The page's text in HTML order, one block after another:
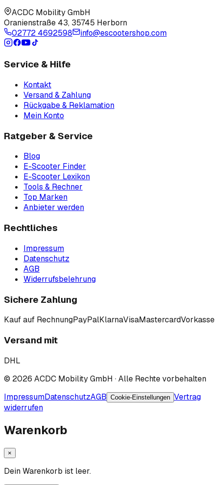
ACDC Mobility GmbH
Oranienstraße 43, 35745 Herborn
02772 4692598
info@escootershop.com
Service & Hilfe
Kontakt
Versand & Zahlung
Rückgabe & Reklamation
Mein Konto
Ratgeber & Service
Blog
E-Scooter Finder
E-Scooter Lexikon
Tools & Rechner
Top Marken
Anbieter werden
Rechtliches
Impressum
Datenschutz
AGB
Widerrufsbelehrung
Sichere Zahlung
Kauf auf RechnungPayPalKlarnaVisaMastercardVorkasse
Versand mit
DHL
© 2026 ACDC Mobility GmbH · Alle Rechte vorbehalten
ImpressumDatenschutzAGB Cookie-Einstellungen Vertrag
widerrufen
Warenkorb
×
Dein Warenkorb ist leer.